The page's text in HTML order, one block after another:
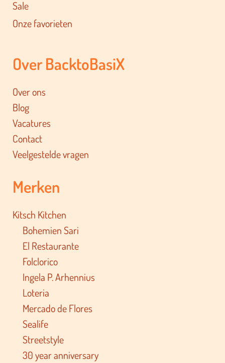
Sale
Onze favorieten
Over BacktoBasiX
Over ons
Blog
Vacatures
Contact
Veelgestelde vragen
Merken
Kitsch Kitchen
Bohemien Sari
El Restaurante
Folclorico
Ingela P. Arhennius
Loteria
Mercado de Flores
Sealife
Streetstyle
30 year anniversary